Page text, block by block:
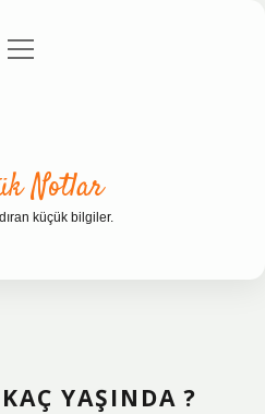
Politikası
menüyü
Notlar
küçük bilgiler.
YAŞINDA ?